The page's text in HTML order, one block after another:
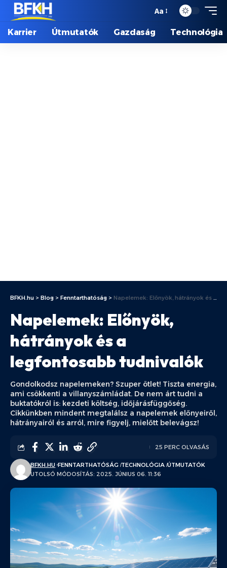
Aa
Karrier Útmutatók Gazdaság Technológia
BFKH.hu > Blog > Fenntarthatóság > Napelemek: Előnyök, hátrányok és a legfontosabb tudnivalók
Napelemek: Előnyök,
hátrányok és a
legfontosabb tudnivalók
Gondolkodsz napelemeken? Szuper ötlet! Tiszta energia,
ami csökkenti a villanyszámládat. De nem árt tudni a
buktatókról is: kezdeti költség, időjárásfüggőség.
Cikkünkben mindent megtalálsz a napelemek előnyeiről,
hátrányairól és arról, mire figyelj, mielőtt belevágsz!
UTOLSÓ MÓDOSÍTÁS: 2025. JÚNIUS 06. 11:36
BFKH.HU FENNTARTHATÓSÁG TECHNOLÓGIA ÚTMUTATÓK
25 PERC OLVASÁS